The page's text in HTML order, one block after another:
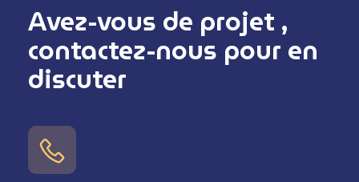
Avez-vous de projet ,
contactez-nous pour en
discuter